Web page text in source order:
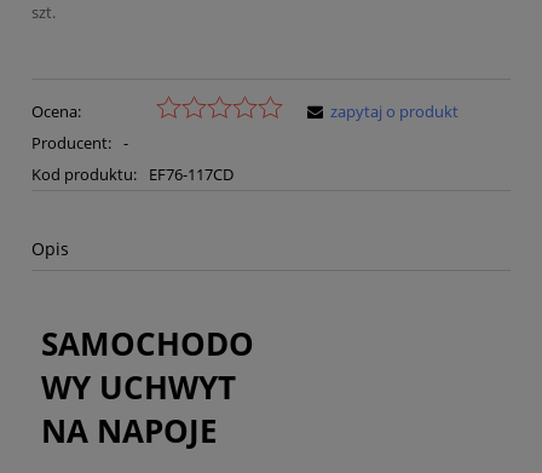
szt.
Ocena:
Producent: -
Kod produktu:
EF76-117CD
zapytaj o produkt
Opis
SAMOCHODO
WY UCHWYT
NA NAPOJE